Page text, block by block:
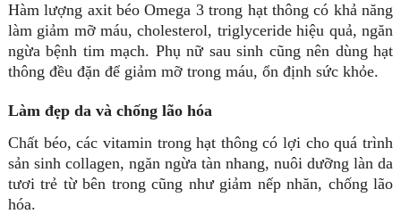
Hàm lượng axit béo Omega 3 trong hạt thông có khả năng
làm giảm mỡ máu, cholesterol, triglyceride hiệu quả, ngăn
ngừa bệnh tim mạch. Phụ nữ sau sinh cũng nên dùng hạt
thông đều đặn để giảm mỡ trong máu, ổn định sức khỏe.
Làm đẹp da và chống lão hóa
Chất béo, các vitamin trong hạt thông có lợi cho quá trình
sản sinh collagen, ngăn ngừa tàn nhang, nuôi dưỡng làn da
tươi trẻ từ bên trong cũng như giảm nếp nhăn, chống lão
hóa.